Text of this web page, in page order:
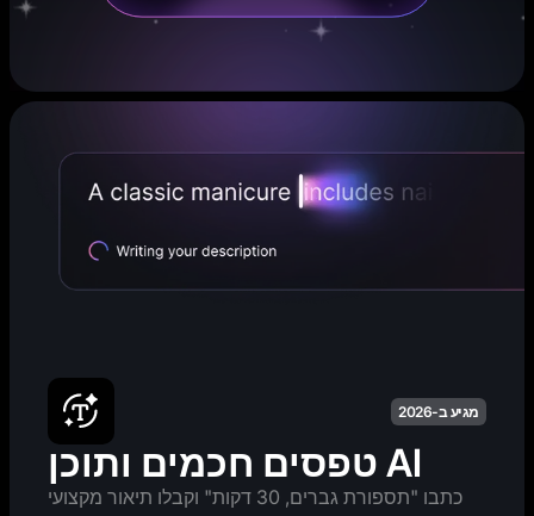
מגיע ב-2026
טפסים חכמים ותוכן AI
כתבו "תספורת גברים, 30 דקות" וקבלו תיאור מקצועי